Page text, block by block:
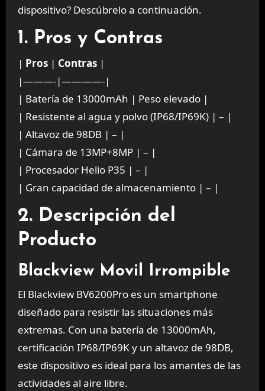
dispositivo? Descúbrelo a continuación.
1. Pros y Contras
| Pros| Contras|
|———-|————-|
| Batería de 13000mAh | Peso elevado |
| Resistente al agua y polvo (IP68/IP69K) | – |
| Altavoz de 98DB | – |
| Cámara de 13MP+8MP | – |
| Procesador Helio P35 | – |
| Gran capacidad de almacenamiento | – |
2. Descripción del
Producto
Blackview Movil Irrompible
El Blackview BV6200Pro es un smartphone
diseñado para resistir las situaciones más
extremas. Con una batería de 13000mAh,
certificación IP68/IP69K y un altavoz de 98DB,
este dispositivo es ideal para los amantes de las
actividades al aire libre.